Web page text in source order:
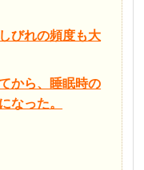
びれの頻度も大
から、睡眠時の
なった。